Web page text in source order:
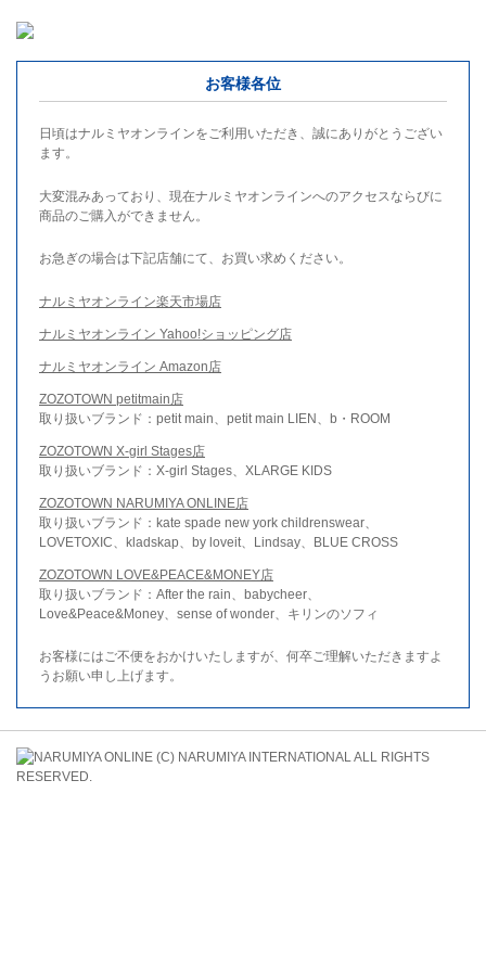
お客様各位
日頃はナルミヤオンラインをご利用いただき、誠にありがとうござい
ます。
大変混みあっており、現在ナルミヤオンラインへのアクセスならびに
商品のご購入ができません。
お急ぎの場合は下記店舗にて、お買い求めください。
ナルミヤオンライン楽天市場店
ナルミヤオンライン Yahoo!ショッピング店
ナルミヤオンライン Amazon店
ZOZOTOWN petitmain店
取り扱いブランド：petit main、petit main LIEN、b・ROOM
ZOZOTOWN X-girl Stages店
取り扱いブランド：X-girl Stages、XLARGE KIDS
ZOZOTOWN NARUMIYA ONLINE店
取り扱いブランド：kate spade new york childrenswear、
LOVETOXIC、kladskap、by loveit、Lindsay、BLUE CROSS
ZOZOTOWN LOVE&PEACE&MONEY店
取り扱いブランド：After the rain、babycheer、
Love&Peace&Money、sense of wonder、キリンのソフィ
お客様にはご不便をおかけいたしますが、何卒ご理解いただきますよ
うお願い申し上げます。